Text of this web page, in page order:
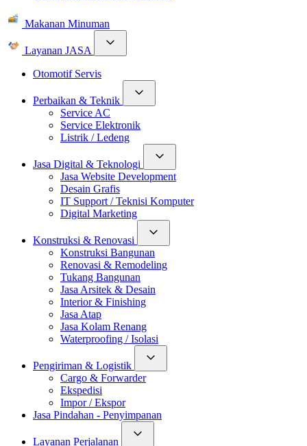
Makanan Minuman
Layanan JASA
Otomotif Servis
Perbaikan & Teknik
Service AC
Service Elektronik
Listrik / Ledeng
Jasa Digital & Teknologi
Jasa Website Development
Desain Grafis
IT Support / Teknisi Komputer
Digital Marketing
Konstruksi & Renovasi
Konstruksi Bangunan
Renovasi & Remodeling
Tukang Bangunan
Jasa Arsitek & Desain
Interior & Finishing
Jasa Atap
Jasa Kolam Renang
Waterproofing / Isolasi
Pengiriman & Logistik
Cargo & Forwarder
Ekspedisi
Impor / Ekspor
Jasa Pindahan - Penyimpanan
Layanan Perjalanan